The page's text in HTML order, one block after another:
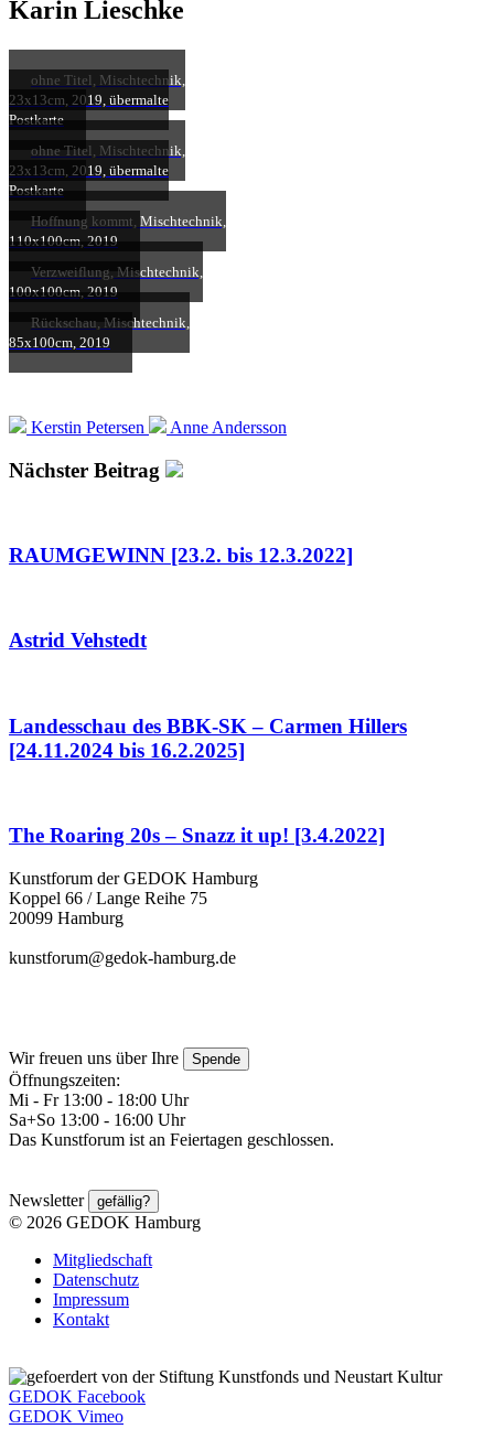
Karin Lieschke
ohne Titel, Mischtechnik,
23x13cm, 2019, übermalte
Postkarte
ohne Titel, Mischtechnik,
23x13cm, 2019, übermalte
Postkarte
Hoffnung kommt, Mischtechnik,
110x100cm, 2019
Verzweiflung, Mischtechnik,
100x100cm, 2019
Rückschau, Mischtechnik,
85x100cm, 2019
Kerstin Petersen Anne Andersson
Nächster Beitrag
RAUMGEWINN [23.2. bis 12.3.2022]
Astrid Vehstedt
Landesschau des BBK-SK – Carmen Hillers
[24.11.2024 bis 16.2.2025]
The Roaring 20s – Snazz it up! [3.4.2022]
Kunstforum der GEDOK Hamburg
Koppel 66 / Lange Reihe 75
20099 Hamburg
kunstforum@gedok-hamburg.de
Wir freuen uns über Ihre Spende
Öffnungszeiten:
Mi - Fr 13:00 - 18:00 Uhr
Sa+So 13:00 - 16:00 Uhr
Das Kunstforum ist an Feiertagen geschlossen.
Newsletter gefällig?
© 2026 GEDOK Hamburg
Mitgliedschaft
Datenschutz
Impressum
Kontakt
GEDOK Facebook
GEDOK Vimeo